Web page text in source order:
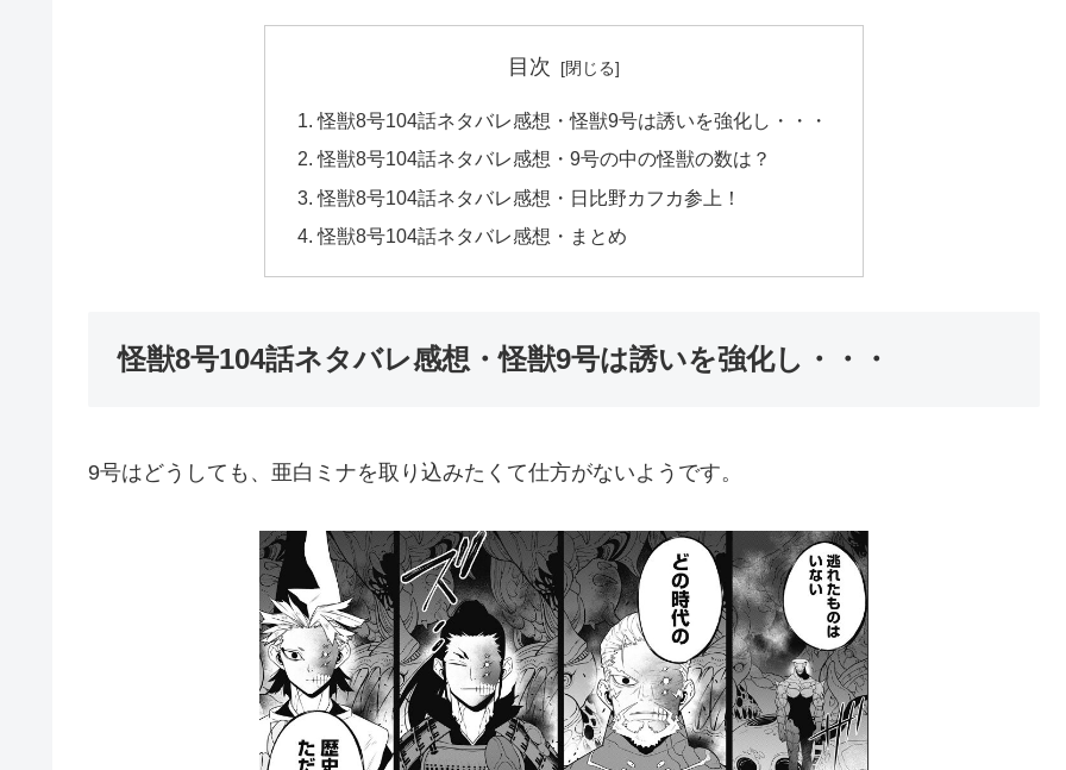
目次
怪獣8号104話ネタバレ感想・怪獣9号は誘いを強化し・・・
怪獣8号104話ネタバレ感想・9号の中の怪獣の数は？
怪獣8号104話ネタバレ感想・日比野カフカ参上！
怪獣8号104話ネタバレ感想・まとめ
怪獣8号104話ネタバレ感想・怪獣9号は誘いを強化し・・・
9号はどうしても、亜白ミナを取り込みたくて仕方がないようです。